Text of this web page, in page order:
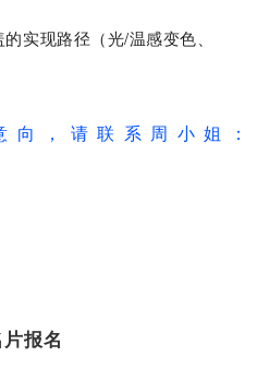
实现路径（光/温感变色、
，请联系周小姐：
报名